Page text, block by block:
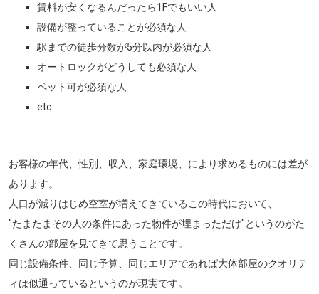
賃料が安くなるんだったら1Fでもいい人
設備が整っていることが必須な人
駅までの徒歩分数が5分以内が必須な人
オートロックがどうしても必須な人
ペット可が必須な人
etc
お客様の年代、性別、収入、家庭環境、により求めるものには差が
あります。
人口が減りはじめ空室が増えてきているこの時代において、
"たまたまその人の条件にあった物件が埋まっただけ"というのがた
くさんの部屋を見てきて思うことです。
同じ設備条件、同じ予算、同じエリアであれば大体部屋のクオリテ
ィは似通っているというのが現実です。